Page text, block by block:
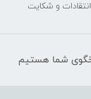
و شکایت